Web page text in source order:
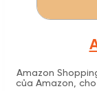
Amazon
của Amazon,